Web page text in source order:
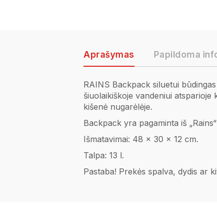
Aprašymas Papildoma
RAINS Backpack siluetui
šiuolaikiškoje vandeniui
kišenė nugarėlėje.
Backpack yra pagaminta iš
Išmatavimai: 48 x 30 x 12 cm.
Talpa: 13 l.
Pastaba! Prekės spalva, dydis ar